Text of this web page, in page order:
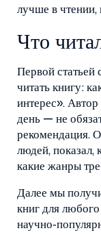
лучше в чтении,
Что
Первой статьей
читать книгу:
интерес».
день — не
рекомендация.
людей, показал,
какие жанры
Далее мы
книг для